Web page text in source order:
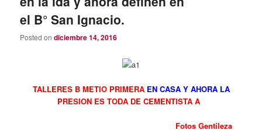
el B° San Ignacio.
Posted ondiciembre 14, 2016
TALLERES B METIO PRIMERAEN CASA Y AHORA LA
PRESION ES TODA DE CEMENTISTA A
Fotos Gentileza